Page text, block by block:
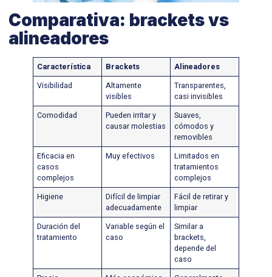
Comparativa: brackets vs
alineadores
Característica Brackets
Alineadores
Visibilidad
Altamente
visibles
Transparentes,
casi invisibles
Comodidad
Pueden irritar y
causar molestias
Suaves,
cómodos y
removibles
Eficacia en
casos
complejos
Muy efectivos
Limitados en
tratamientos
complejos
Higiene
Difícil de limpiar
adecuadamente
Fácil de retirar y
limpiar
Duración del
tratamiento
Variable según el
caso
Similar a
brackets,
depende del
caso